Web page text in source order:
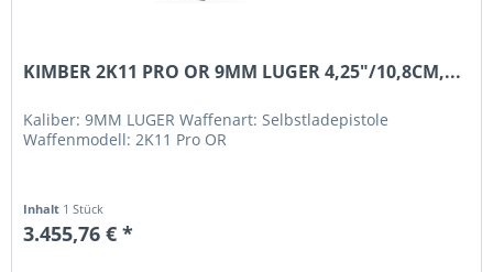
KIMBER 2K11 PRO OR 9MM LUGER 4,25"/10,8CM,...
Kaliber: 9MM LUGER Waffenart: Selbstladepistole
Waffenmodell: 2K11 Pro OR
Inhalt 1 Stück
3.455,76 € *